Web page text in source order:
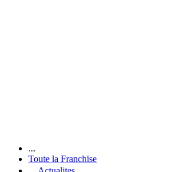
...
Toute la Franchise